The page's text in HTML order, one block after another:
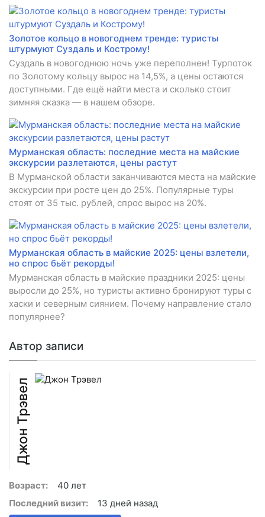
Золотое кольцо в новогоднем тренде: туристы
штурмуют Суздаль и Кострому!
Суздаль в новогоднюю ночь уже переполнен! Турпоток
по Золотому кольцу вырос на 14,5%, а цены остаются
доступными. Где ещё найти места и сколько стоит
зимняя сказка — в нашем обзоре.
Мурманская область: последние места на майские
экскурсии разлетаются, цены растут
В Мурманской области заканчиваются места на майские
экскурсии при росте цен до 25%. Популярные туры
стоят от 35 тыс. рублей, спрос вырос на 20%.
Мурманская область в майские 2025: цены взлетели,
но спрос бьёт рекорды!
Мурманская область в майские праздники 2025: цены
выросли до 25%, но туристы активно бронируют туры с
хаски и северным сиянием. Почему направление стало
популярнее?
Автор записи
Джон Трэвел
Возраст:
40 лет
Последний визит:
13 дней назад